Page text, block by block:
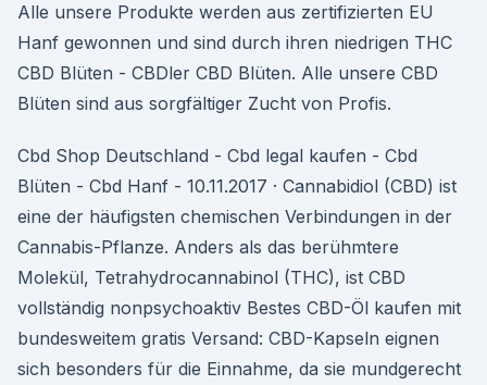
Alle unsere Produkte werden aus zertifizierten EU
Hanf gewonnen und sind durch ihren niedrigen THC
CBD Blüten - CBDler CBD Blüten. Alle unsere CBD
Blüten sind aus sorgfältiger Zucht von Profis.
Cbd Shop Deutschland - Cbd legal kaufen - Cbd
Blüten - Cbd Hanf - 10.11.2017 · Cannabidiol (CBD) ist
eine der häufigsten chemischen Verbindungen in der
Cannabis-Pflanze. Anders als das berühmtere
Molekül, Tetrahydrocannabinol (THC), ist CBD
vollständig nonpsychoaktiv Bestes CBD-Öl kaufen mit
bundesweitem gratis Versand: CBD-Kapseln eignen
sich besonders für die Einnahme, da sie mundgerecht